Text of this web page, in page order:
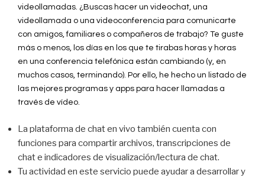
videollamadas. ¿Buscas hacer un videochat, una
videollamada o una videoconferencia para comunicarte
con amigos, familiares o compañeros de trabajo? Te guste
más o menos, los días en los que te tirabas horas y horas
en una conferencia telefónica están cambiando (y, en
muchos casos, terminando). Por ello, he hecho un listado de
las mejores programas y apps para hacer llamadas a
través de vídeo.
La plataforma de chat en vivo también cuenta con
funciones para compartir archivos, transcripciones de
chat e indicadores de visualización/lectura de chat.
Tu actividad en este servicio puede ayudar a desarrollar y